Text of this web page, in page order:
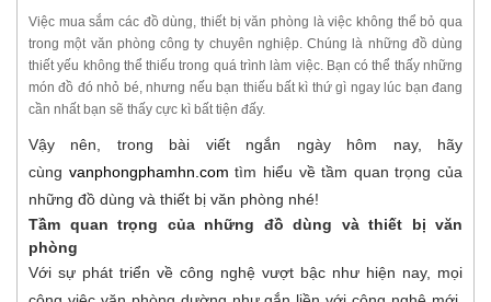
Việc mua sắm các đồ dùng, thiết bị văn phòng là việc không thể bỏ qua
trong một văn phòng công ty chuyên nghiệp. Chúng là những đồ dùng
thiết yếu không thể thiếu trong quá trình làm việc. Bạn có thể thấy những
món đồ đó nhỏ bé, nhưng nếu bạn thiếu bất kì thứ gì ngay lúc bạn đang
cần nhất bạn sẽ thấy cực kì bất tiện đấy.
Vậy nên, trong bài viết ngắn ngày hôm nay, hãy
cùng vanphongphamhn.com tìm hiểu về tầm quan trọng của
những đồ dùng và thiết bị văn phòng nhé!
Tầm quan trọng của những đồ dùng và thiết bị văn
phòng
Với sự phát triển về công nghệ vượt bậc như hiện nay, mọi